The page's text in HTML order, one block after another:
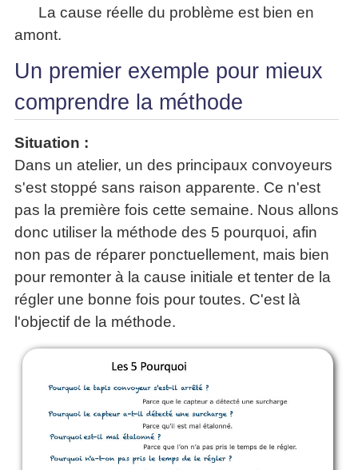
La cause réelle du problème est bien en
amont.
Un premier exemple pour mieux
comprendre la méthode
Situation :
Dans un atelier, un des principaux convoyeurs
s'est stoppé sans raison apparente. Ce n'est
pas la première fois cette semaine. Nous allons
donc utiliser la méthode des 5 pourquoi, afin
non pas de réparer ponctuellement, mais bien
pour remonter à la cause initiale et tenter de la
régler une bonne fois pour toutes. C'est là
l'objectif de la méthode.